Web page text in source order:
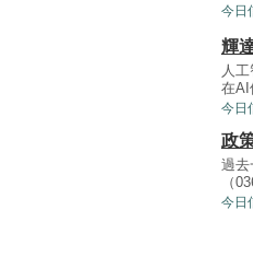
今日
輝
人
在AI
今日
政
過去
（
今日